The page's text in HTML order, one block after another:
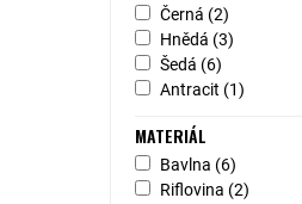
Černá (2)
Hnědá (3)
Šedá (6)
Antracit (1)
MATERIÁL
Bavlna (6)
Riflovina (2)